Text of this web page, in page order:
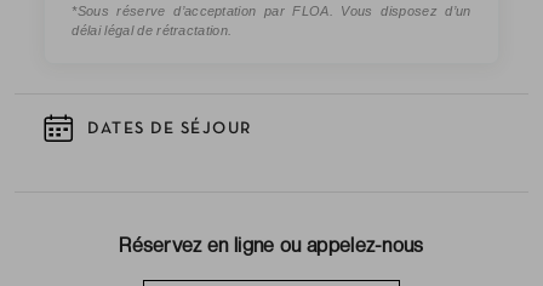
DATES DE SÉJOUR
Réservez en ligne ou appelez-nous
*Sous réserve d’acceptation par FLOA. Vous disposez d’un
délai légal de rétractation.